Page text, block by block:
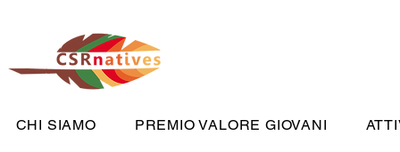
CHI SIAMO PREMIO VALORE GIOVANI